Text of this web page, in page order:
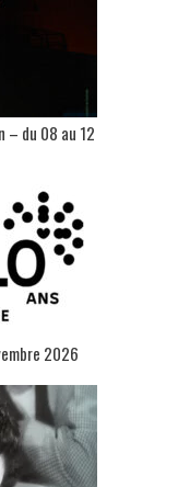
– du 08 au 12
2026